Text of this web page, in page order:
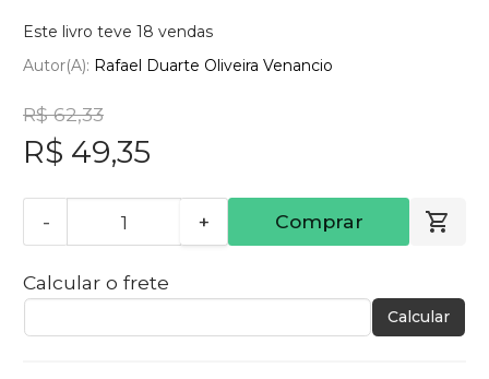
Este livro teve 18 vendas
Autor(a): Rafael Duarte Oliveira Venancio
R$ 62,33
R$ 49,35
- + Comprar
Calcular o frete
Calcular